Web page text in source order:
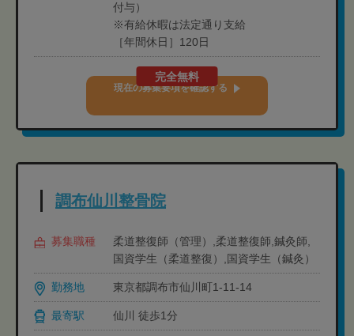
付与）
※有給休暇は法定通り支給
［年間休日］120日
完全無料
現在の募集要項を確認する
調布仙川整骨院
募集職種
柔道整復師（管理）,柔道整復師,鍼灸師,
国資学生（柔道整復）,国資学生（鍼灸）
勤務地 東京都調布市仙川町1-11-14
最寄駅 仙川 徒歩1分